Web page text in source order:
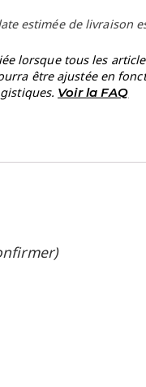
estimée de livraison
lorsque tous les
être ajustée en
Voir la FAQ